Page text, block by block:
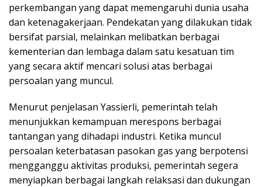
perkembangan yang dapat memengaruhi dunia usaha
dan ketenagakerjaan. Pendekatan yang dilakukan tidak
bersifat parsial, melainkan melibatkan berbagai
kementerian dan lembaga dalam satu kesatuan tim
yang secara aktif mencari solusi atas berbagai
persoalan yang muncul.
Menurut penjelasan Yassierli, pemerintah telah
menunjukkan kemampuan merespons berbagai
tantangan yang dihadapi industri. Ketika muncul
persoalan keterbatasan pasokan gas yang berpotensi
mengganggu aktivitas produksi, pemerintah segera
menyiapkan berbagai langkah relaksasi dan dukungan